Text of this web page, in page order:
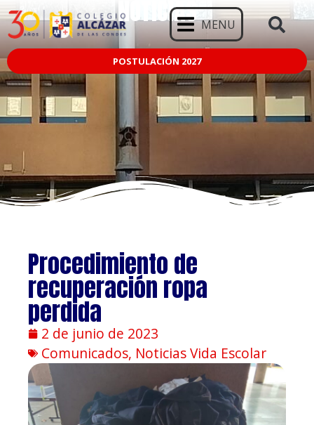
MENU
POSTULACIÓN 2027
NOTICIAS
Procedimiento de
recuperación ropa
perdida
2 de junio de 2023
Comunicados, Noticias Vida Escolar